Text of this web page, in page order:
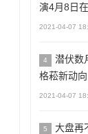
演4月8日
2021-04-07
4
潜伏数
格菘新动向
2021-04-07
5
大盘再